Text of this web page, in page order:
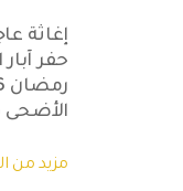
إغاثة
حفر آبار
رمضان 2026
الأضحى 2026
مزيد من